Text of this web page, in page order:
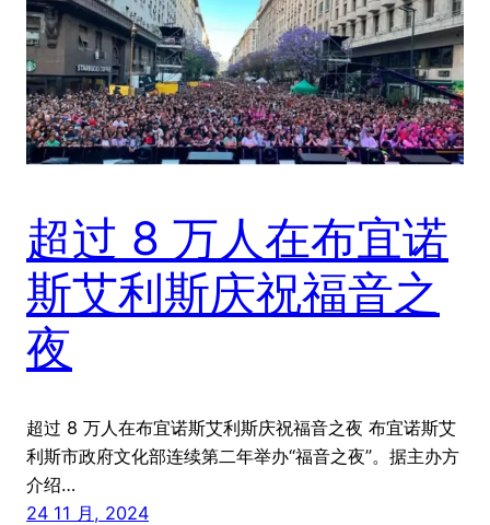
超过 8 万人在布宜诺
斯艾利斯庆祝福音之
夜
超过 8 万人在布宜诺斯艾利斯庆祝福音之夜 布宜诺斯艾
利斯市政府文化部连续第二年举办“福音之夜”。据主办方
介绍…
24 11 月, 2024